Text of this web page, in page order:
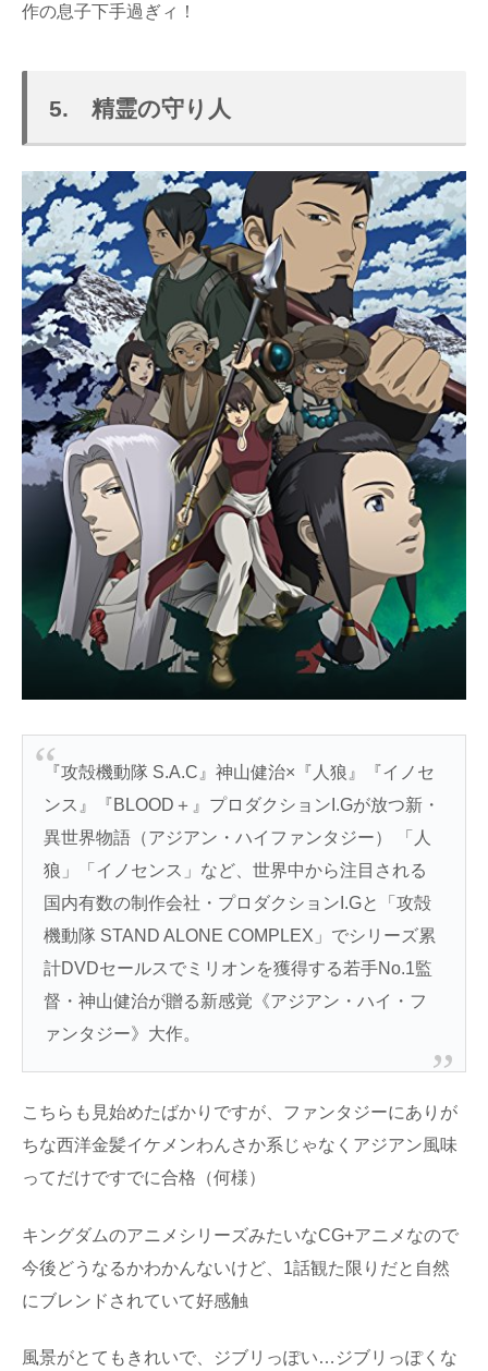
作の息子下手過ぎィ！
5. 精霊の守り人
『攻殻機動隊 S.A.C』神山健治×『人狼』『イノセ
ンス』『BLOOD＋』プロダクションI.Gが放つ新・
異世界物語（アジアン・ハイファンタジー） 「人
狼」「イノセンス」など、世界中から注目される
国内有数の制作会社・プロダクションI.Gと「攻殻
機動隊 STAND ALONE COMPLEX」でシリーズ累
計DVDセールスでミリオンを獲得する若手No.1監
督・神山健治が贈る新感覚《アジアン・ハイ・フ
ァンタジー》大作。
こちらも見始めたばかりですが、ファンタジーにありが
ちな西洋金髪イケメンわんさか系じゃなくアジアン風味
ってだけですでに合格（何様）
キングダムのアニメシリーズみたいなCG+アニメなので
今後どうなるかわかんないけど、1話観た限りだと自然
にブレンドされていて好感触
風景がとてもきれいで、ジブリっぽい…ジブリっぽくな